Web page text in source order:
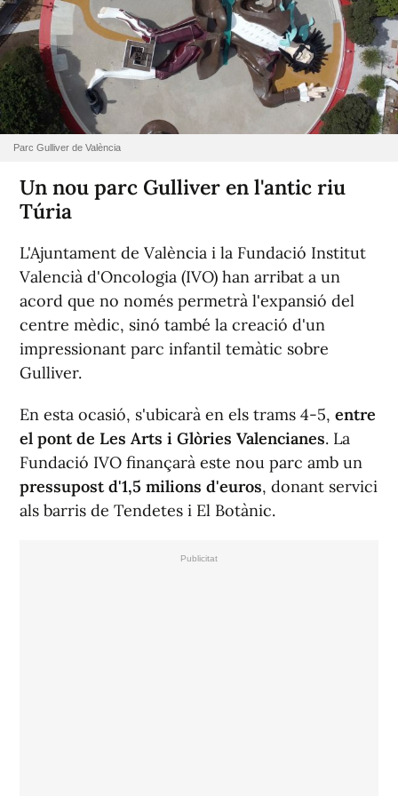
Parc Gulliver de València
Un nou parc Gulliver en l'antic riu
Túria
L'Ajuntament de València i la Fundació Institut
Valencià d'Oncologia (IVO) han arribat a un
acord que no només permetrà l'expansió del
centre mèdic, sinó també la creació d'un
impressionant parc infantil temàtic sobre
Gulliver.
En esta ocasió, s'ubicarà en els trams 4-5, entre
el pont de Les Arts i Glòries Valencianes. La
Fundació IVO finançarà este nou parc amb un
pressupost d'1,5 milions d'euros, donant servici
als barris de Tendetes i El Botànic.